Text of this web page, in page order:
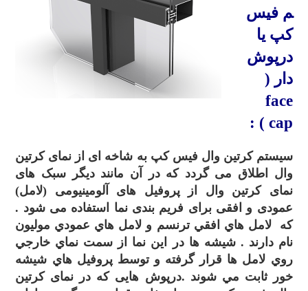
مفیس
کپیا
درپوش
دار (
face
cap )
:
سیستم کرتین وال فیس کپ به شاخه ای از نمای کرتین
وال اطلاق می گردد که در آن مانند دیگر سبک های
نمای کرتین وال از پروفیل های آلومینیومی (لامل)
عمودی و افقی برای فریم بندی نما استفاده می شود .
که لامل هاي افقي ترنسم و لامل هاي عمودي موليون
نام دارند . شيشه ها در اين نما از سمت نماي خارجي
روي لامل ها قرار گرفته و توسط پروفيل هاي شيشه
خور ثابت مي شوند .درپوش هایی که در نمای کرتین